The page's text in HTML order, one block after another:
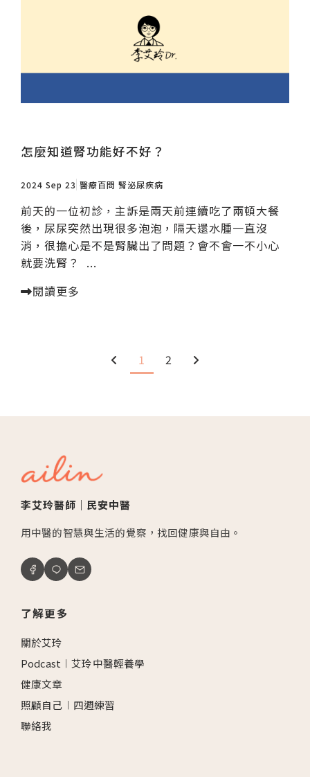
怎麼知道腎功能好不好？
2024 Sep 23 醫療百問 腎泌尿疾病
前天的一位初診，主訴是兩天前連續吃了兩頓大餐
後，尿尿突然出現很多泡泡，隔天還水腫一直沒
消，很擔心是不是腎臟出了問題？會不會一不小心
就要洗腎？ ...
閱讀更多
1 2
李艾玲醫師｜民安中醫
用中醫的智慧與生活的覺察，找回健康與自由。
了解更多
關於艾玲
Podcast︱艾玲中醫輕養學
健康文章
照顧自己︱四週練習
聯絡我